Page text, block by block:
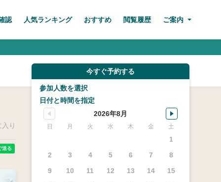
認 人気ランキング おすすめ 閲覧履歴 ご案内
り
今すぐ予約する
参加人数を選択
日付と時間を指定
2026年8月
日 月 火 水 木 金 土
1
2
3 4 5 6 7
8
9
10 11 12 13 14
15